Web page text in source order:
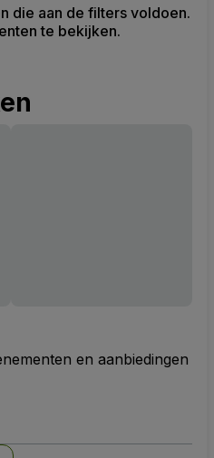
die aan de filters voldoen.
te bekijken.
en aanbiedingen